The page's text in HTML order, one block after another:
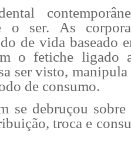
o ser. As
de vida baseado
o fetiche ligado
ser visto, manipula
de consumo.
se debruçou sobre
troca e